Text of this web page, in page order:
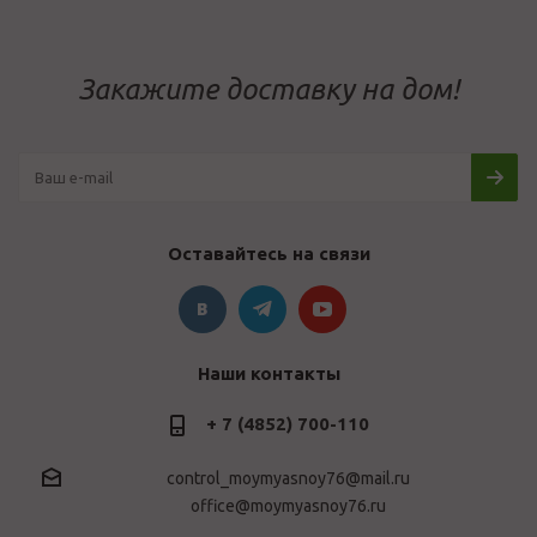
Закажите доставку на дом!
Оставайтесь на связи
Наши контакты
+ 7 (4852) 700-110
control_moymyasnoy76@mail.ru
office@moymyasnoy76.ru